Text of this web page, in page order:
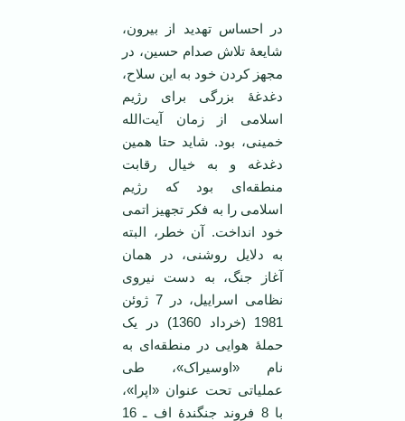
در احساس تهدید از بیرون،
شایعۀ تلاش صدام حسین، در
مجهز کردن خود به این سلاح،
دغدغۀ بزرگی برای رژیم
اسلامی از زمان آیت‌الله
خمینی، بود. شاید حتا همین
دغدغه و به خیال رقابت
منطقه‌ای بود که رژیم
اسلامی را به فکر تجهیز اتمی
خود انداخت. آن خطر، البته
به دلایل روشنی، در همان
آغاز جنگ، به دست نیروی
نظامی اسراییل، در 7 ژوئن
1981 (خرداد 1360) در یک
حملۀ هوایی در منطقه‌ای به
نام «اوسیراک»، طی
عملیاتی تحت عنوان «اپرا»،
با 8 فروند جنگندۀ اف ـ 16